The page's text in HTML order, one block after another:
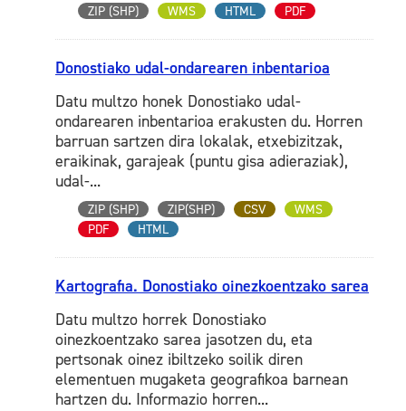
ZIP (SHP) WMS HTML PDF
Donostiako udal-ondarearen inbentarioa
Datu multzo honek Donostiako udal-
ondarearen inbentarioa erakusten du. Horren
barruan sartzen dira lokalak, etxebizitzak,
eraikinak, garajeak (puntu gisa adieraziak),
udal-...
ZIP (SHP) ZIP(SHP) CSV
WMS
PDF
HTML
Kartografia. Donostiako oinezkoentzako sarea
Datu multzo horrek Donostiako
oinezkoentzako sarea jasotzen du, eta
pertsonak oinez ibiltzeko soilik diren
elementuen mugaketa geografikoa barnean
hartzen du. Informazio horren...